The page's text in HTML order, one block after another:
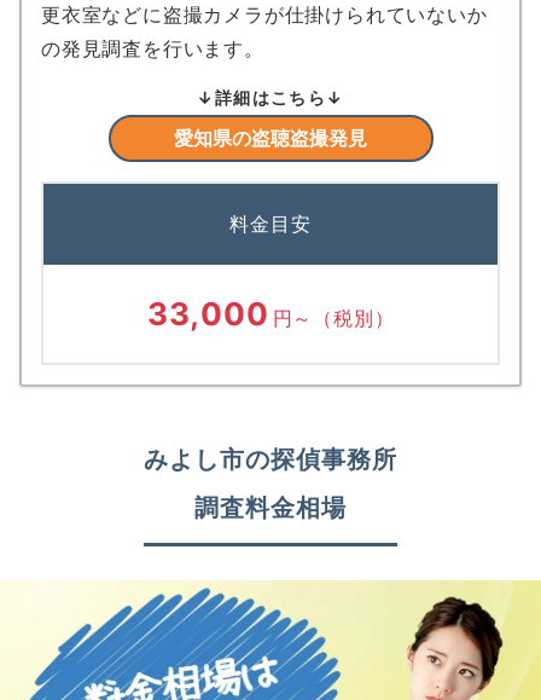
更衣室などに盗撮カメラが仕掛けられていないか
の発見調査を行います。
↓詳細はこちら↓
愛知県の盗聴盗撮発見
料金目安
33,000 円～ （税別）
みよし市の探偵事務所
調査料金相場